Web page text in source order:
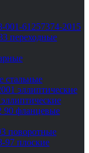
61257374-2015
переходные
стальные
эллиптические
90 фланцевые
поворотные
97 плоские